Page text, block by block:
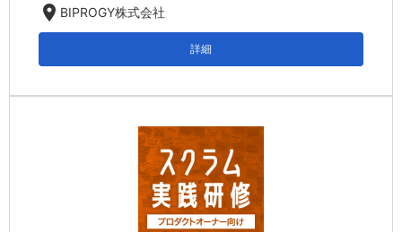
location_on BIPROGY株式会社
詳細